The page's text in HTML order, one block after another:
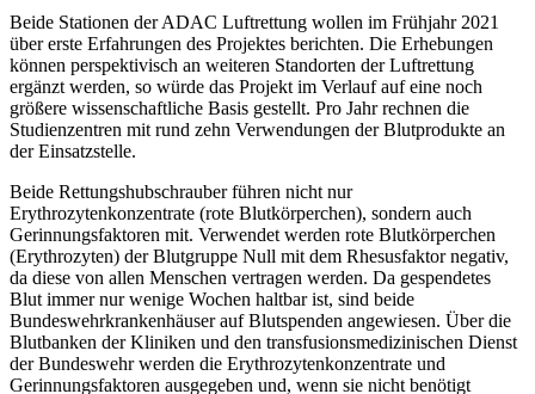
Beide Stationen der ADAC Luftrettung wollen im Frühjahr 2021
über erste Erfahrungen des Projektes berichten. Die Erhebungen
können perspektivisch an weiteren Standorten der Luftrettung
ergänzt werden, so würde das Projekt im Verlauf auf eine noch
größere wissenschaftliche Basis gestellt. Pro Jahr rechnen die
Studienzentren mit rund zehn Verwendungen der Blutprodukte an
der Einsatzstelle.
Beide Rettungshubschrauber führen nicht nur
Erythrozytenkonzentrate (rote Blutkörperchen), sondern auch
Gerinnungsfaktoren mit. Verwendet werden rote Blutkörperchen
(Erythrozyten) der Blutgruppe Null mit dem Rhesusfaktor negativ,
da diese von allen Menschen vertragen werden. Da gespendetes
Blut immer nur wenige Wochen haltbar ist, sind beide
Bundeswehrkrankenhäuser auf Blutspenden angewiesen. Über die
Blutbanken der Kliniken und den transfusionsmedizinischen Dienst
der Bundeswehr werden die Erythrozytenkonzentrate und
Gerinnungsfaktoren ausgegeben und, wenn sie nicht benötigt